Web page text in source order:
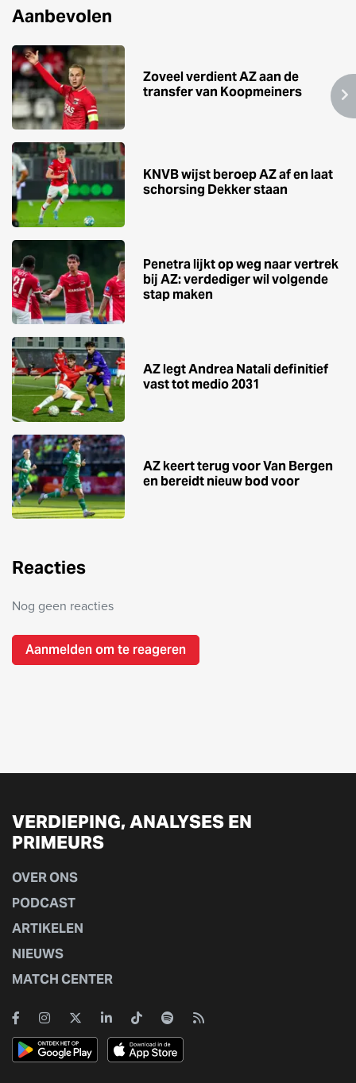
Aanbevolen
Zoveel verdient AZ aan de
transfer van Koopmeiners
KNVB wijst beroep AZ af en laat
schorsing Dekker staan
Penetra lijkt op weg naar vertrek
bij AZ: verdediger wil volgende
stap maken
AZ legt Andrea Natali definitief
vast tot medio 2031
AZ keert terug voor Van Bergen
en bereidt nieuw bod voor
Reacties
Nog geen reacties
Aanmelden om te reageren
VERDIEPING, ANALYSES EN
PRIMEURS
OVER ONS
PODCAST
ARTIKELEN
NIEUWS
MATCH CENTER